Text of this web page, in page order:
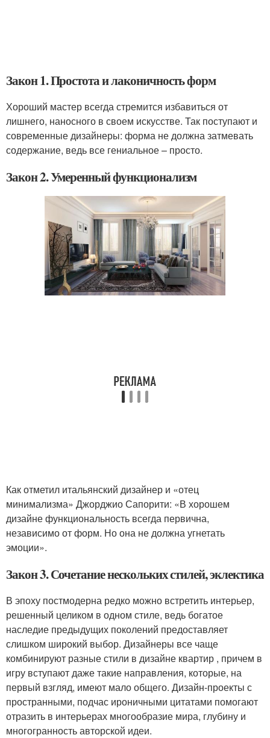
Закон 1. Простота и лаконичность форм
Хороший мастер всегда стремится избавиться от
лишнего, наносного в своем искусстве. Так поступают и
современные дизайнеры: форма не должна затмевать
содержание, ведь все гениальное – просто.
Закон 2. Умеренный функционализм
Как отметил итальянский дизайнер и «отец
минимализма» Джорджио Сапорити: «В хорошем
дизайне функциональность всегда первична,
независимо от форм. Но она не должна угнетать
эмоции».
Закон 3. Сочетание нескольких стилей, эклектика
В эпоху постмодерна редко можно встретить интерьер,
решенный целиком в одном стиле, ведь богатое
наследие предыдущих поколений предоставляет
слишком широкий выбор. Дизайнеры все чаще
комбинируют разные стили в дизайне квартир , причем в
игру вступают даже такие направления, которые, на
первый взгляд, имеют мало общего. Дизайн-проекты с
пространными, подчас ироничными цитатами помогают
отразить в интерьерах многообразие мира, глубину и
многогранность авторской идеи.